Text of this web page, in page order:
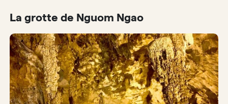
La grotte de Nguom Ngao